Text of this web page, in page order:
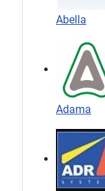
Abella
Adama